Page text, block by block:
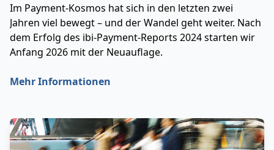
Im Payment-Kosmos hat sich in den letzten zwei
Jahren viel bewegt – und der Wandel geht weiter. Nach
dem Erfolg des ibi-Payment-Reports 2024 starten wir
Anfang 2026 mit der Neuauflage.
Mehr Informationen